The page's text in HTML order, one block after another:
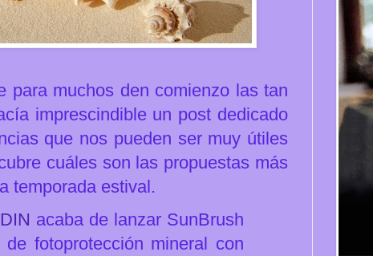
para muchos den comienzo las tan
imprescindible un post dedicado
que nos pueden ser muy útiles
cuáles son las propuestas más
temporada estival.
acaba de lanzar SunBrush
fotoprotección mineral con